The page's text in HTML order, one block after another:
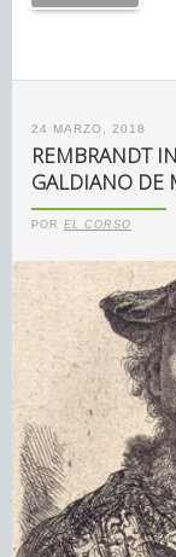
24 MARZO, 2018
REMBRANDT
GALDIANO DE
POR EL CORSO